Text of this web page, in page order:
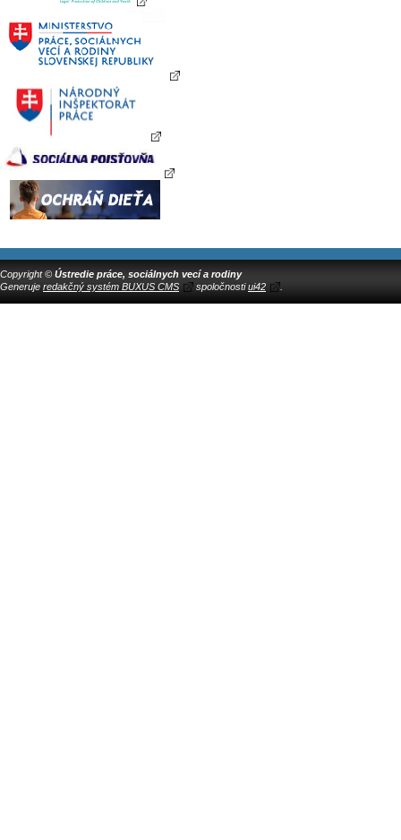
Copyright © Ústredie práce, sociálnych vecí a rodiny
Generuje redakčný systém BUXUS CMS spoločnostiui42